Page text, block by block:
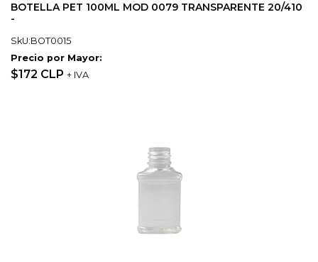
BOTELLA PET 100ML MOD 0079 TRANSPARENTE 20/410
-
SkU:BOT0015
Precio por Mayor:
$172 CLP + IVA